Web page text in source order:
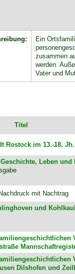
Ein
zusammen
werden.
Vater und
Titel
Rostock im 13.-18. Jh.
Leben und
mit Nachtrag
und
Dilshofen und